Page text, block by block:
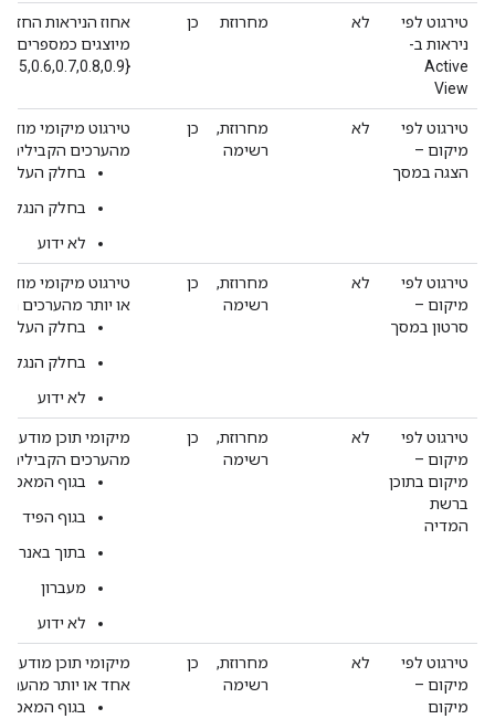
טירגוט לפי
ניראות ב-
Active
View
לא מחרוזת כן
אחוז הניראות
מיוצגים כמספרים
{0.1,0.2,0.3,0.4,0.5,0.6,0.7,0.8,0.9}
טירגוט לפי
מיקום –
הצגה במסך
לא
מחרוזת,
רשימה
כן
טירגוט מיקומי
מהערכים הקבילים:
בחלק העליון
בחלק הנגלל
לא ידוע
טירגוט לפי
מיקום –
סרטון במסך
לא
מחרוזת,
רשימה
כן
טירגוט מיקומי
או יותר מהערכים
בחלק העליון
בחלק הנגלל
לא ידוע
טירגוט לפי
מיקום –
מיקום בתוכן
ברשת
המדיה
לא
מחרוזת,
רשימה
כן
מיקומי תוכן מודעה
מהערכים הקבילים:
בגוף המאמר
בגוף הפיד
בתוך באנר
מעברון
לא ידוע
טירגוט לפי
מיקום –
מיקום
לא
מחרוזת,
רשימה
כן
מיקומי תוכן מודעה
אחד או יותר
בגוף המאמר